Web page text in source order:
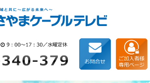
ーブルテレビ